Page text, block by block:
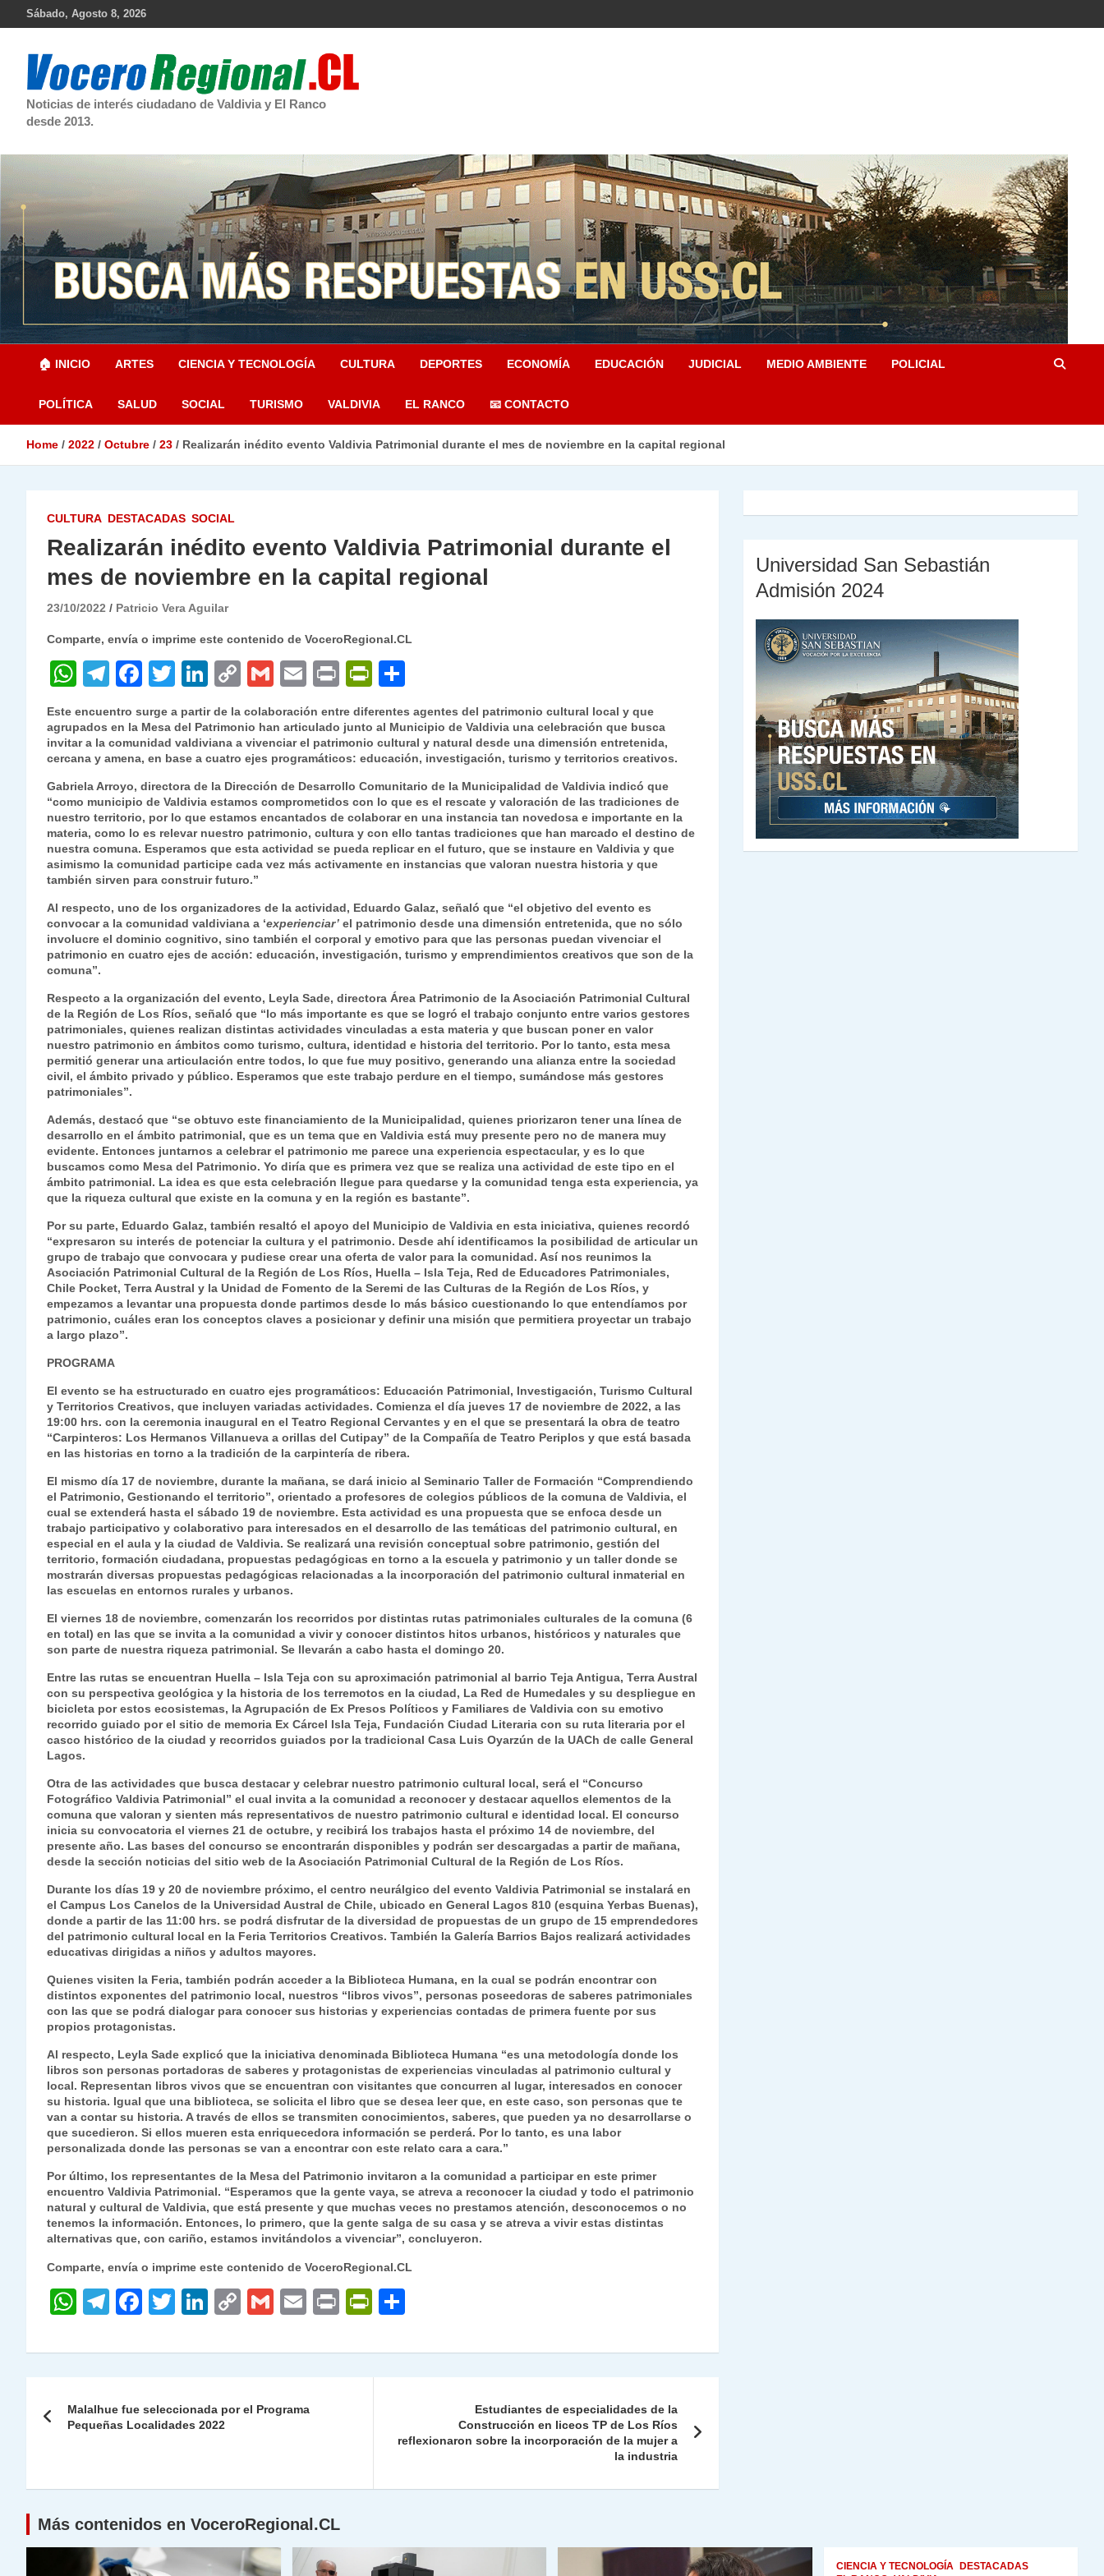
Sábado, Agosto 8, 2026
Noticias de interés ciudadano de Valdivia y El Ranco
desde 2013.
🏠 INICIO ARTES CIENCIA Y TECNOLOGÍA CULTURA DEPORTES ECONOMÍA EDUCACIÓN JUDICIAL MEDIO AMBIENTE POLICIAL
POLÍTICA SALUD SOCIAL TURISMO VALDIVIA EL RANCO 📧 CONTACTO
Home 2022 Octubre 23 Realizarán inédito evento Valdivia Patrimonial durante el mes de noviembre en la capital regional
CULTURA DESTACADAS SOCIAL
Realizarán inédito evento Valdivia Patrimonial durante el
mes de noviembre en la capital regional
23/10/2022 Patricio Vera Aguilar
Comparte, envía o imprime este contenido de VoceroRegional.CL
W
at
s
A
p
p
T
el
e
gr
a
m
F
c
e
b
o
o
k
T
itt
er
Li
n
k
e
dI
n
C
p
y
Li
n
k
G
ai
l
E
m
ai
l
P
nt
P
nt
Fr
ie
n
dl
y
m
p
ar
tir
Este encuentro surge a partir de la colaboración entre diferentes agentes del patrimonio cultural local y que
agrupados en la Mesa del Patrimonio han articulado junto al Municipio de Valdivia una celebración que busca
invitar a la comunidad valdiviana a vivenciar el patrimonio cultural y natural desde una dimensión entretenida,
cercana y amena, en base a cuatro ejes programáticos: educación, investigación, turismo y territorios creativos.
Gabriela Arroyo, directora de la Dirección de Desarrollo Comunitario de la Municipalidad de Valdivia indicó que
“como municipio de Valdivia estamos comprometidos con lo que es el rescate y valoración de las tradiciones de
nuestro territorio, por lo que estamos encantados de colaborar en una instancia tan novedosa e importante en la
materia, como lo es relevar nuestro patrimonio, cultura y con ello tantas tradiciones que han marcado el destino de
nuestra comuna. Esperamos que esta actividad se pueda replicar en el futuro, que se instaure en Valdivia y que
asimismo la comunidad participe cada vez más activamente en instancias que valoran nuestra historia y que
también sirven para construir futuro.”
Al respecto, uno de los organizadores de la actividad, Eduardo Galaz, señaló que “el objetivo del evento es
convocar a la comunidad valdiviana a ‘experienciar’ el patrimonio desde una dimensión entretenida, que no sólo
involucre el dominio cognitivo, sino también el corporal y emotivo para que las personas puedan vivenciar el
patrimonio en cuatro ejes de acción: educación, investigación, turismo y emprendimientos creativos que son de la
comuna”.
Respecto a la organización del evento, Leyla Sade, directora Área Patrimonio de la Asociación Patrimonial Cultural
de la Región de Los Ríos, señaló que “lo más importante es que se logró el trabajo conjunto entre varios gestores
patrimoniales, quienes realizan distintas actividades vinculadas a esta materia y que buscan poner en valor
nuestro patrimonio en ámbitos como turismo, cultura, identidad e historia del territorio. Por lo tanto, esta mesa
permitió generar una articulación entre todos, lo que fue muy positivo, generando una alianza entre la sociedad
civil, el ámbito privado y público. Esperamos que este trabajo perdure en el tiempo, sumándose más gestores
patrimoniales”.
Además, destacó que “se obtuvo este financiamiento de la Municipalidad, quienes priorizaron tener una línea de
desarrollo en el ámbito patrimonial, que es un tema que en Valdivia está muy presente pero no de manera muy
evidente. Entonces juntarnos a celebrar el patrimonio me parece una experiencia espectacular, y es lo que
buscamos como Mesa del Patrimonio. Yo diría que es primera vez que se realiza una actividad de este tipo en el
ámbito patrimonial. La idea es que esta celebración llegue para quedarse y la comunidad tenga esta experiencia, ya
que la riqueza cultural que existe en la comuna y en la región es bastante”.
Por su parte, Eduardo Galaz, también resaltó el apoyo del Municipio de Valdivia en esta iniciativa, quienes recordó
“expresaron su interés de potenciar la cultura y el patrimonio. Desde ahí identificamos la posibilidad de articular un
grupo de trabajo que convocara y pudiese crear una oferta de valor para la comunidad. Así nos reunimos la
Asociación Patrimonial Cultural de la Región de Los Ríos, Huella – Isla Teja, Red de Educadores Patrimoniales,
Chile Pocket, Terra Austral y la Unidad de Fomento de la Seremi de las Culturas de la Región de Los Ríos, y
empezamos a levantar una propuesta donde partimos desde lo más básico cuestionando lo que entendíamos por
patrimonio, cuáles eran los conceptos claves a posicionar y definir una misión que permitiera proyectar un trabajo
a largo plazo”.
PROGRAMA
El evento se ha estructurado en cuatro ejes programáticos: Educación Patrimonial, Investigación, Turismo Cultural
y Territorios Creativos, que incluyen variadas actividades. Comienza el día jueves 17 de noviembre de 2022, a las
19:00 hrs. con la ceremonia inaugural en el Teatro Regional Cervantes y en el que se presentará la obra de teatro
“Carpinteros: Los Hermanos Villanueva a orillas del Cutipay” de la Compañía de Teatro Periplos y que está basada
en las historias en torno a la tradición de la carpintería de ribera.
El mismo día 17 de noviembre, durante la mañana, se dará inicio al Seminario Taller de Formación “Comprendiendo
el Patrimonio, Gestionando el territorio”, orientado a profesores de colegios públicos de la comuna de Valdivia, el
cual se extenderá hasta el sábado 19 de noviembre. Esta actividad es una propuesta que se enfoca desde un
trabajo participativo y colaborativo para interesados en el desarrollo de las temáticas del patrimonio cultural, en
especial en el aula y la ciudad de Valdivia. Se realizará una revisión conceptual sobre patrimonio, gestión del
territorio, formación ciudadana, propuestas pedagógicas en torno a la escuela y patrimonio y un taller donde se
mostrarán diversas propuestas pedagógicas relacionadas a la incorporación del patrimonio cultural inmaterial en
las escuelas en entornos rurales y urbanos.
El viernes 18 de noviembre, comenzarán los recorridos por distintas rutas patrimoniales culturales de la comuna (6
en total) en las que se invita a la comunidad a vivir y conocer distintos hitos urbanos, históricos y naturales que
son parte de nuestra riqueza patrimonial. Se llevarán a cabo hasta el domingo 20.
Entre las rutas se encuentran Huella – Isla Teja con su aproximación patrimonial al barrio Teja Antigua, Terra Austral
con su perspectiva geológica y la historia de los terremotos en la ciudad, La Red de Humedales y su despliegue en
bicicleta por estos ecosistemas, la Agrupación de Ex Presos Políticos y Familiares de Valdivia con su emotivo
recorrido guiado por el sitio de memoria Ex Cárcel Isla Teja, Fundación Ciudad Literaria con su ruta literaria por el
casco histórico de la ciudad y recorridos guiados por la tradicional Casa Luis Oyarzún de la UACh de calle General
Lagos.
Otra de las actividades que busca destacar y celebrar nuestro patrimonio cultural local, será el “Concurso
Fotográfico Valdivia Patrimonial” el cual invita a la comunidad a reconocer y destacar aquellos elementos de la
comuna que valoran y sienten más representativos de nuestro patrimonio cultural e identidad local. El concurso
inicia su convocatoria el viernes 21 de octubre, y recibirá los trabajos hasta el próximo 14 de noviembre, del
presente año. Las bases del concurso se encontrarán disponibles y podrán ser descargadas a partir de mañana,
desde la sección noticias del sitio web de la Asociación Patrimonial Cultural de la Región de Los Ríos.
Durante los días 19 y 20 de noviembre próximo, el centro neurálgico del evento Valdivia Patrimonial se instalará en
el Campus Los Canelos de la Universidad Austral de Chile, ubicado en General Lagos 810 (esquina Yerbas Buenas),
donde a partir de las 11:00 hrs. se podrá disfrutar de la diversidad de propuestas de un grupo de 15 emprendedores
del patrimonio cultural local en la Feria Territorios Creativos. También la Galería Barrios Bajos realizará actividades
educativas dirigidas a niños y adultos mayores.
Quienes visiten la Feria, también podrán acceder a la Biblioteca Humana, en la cual se podrán encontrar con
distintos exponentes del patrimonio local, nuestros “libros vivos”, personas poseedoras de saberes patrimoniales
con las que se podrá dialogar para conocer sus historias y experiencias contadas de primera fuente por sus
propios protagonistas.
Al respecto, Leyla Sade explicó que la iniciativa denominada Biblioteca Humana “es una metodología donde los
libros son personas portadoras de saberes y protagonistas de experiencias vinculadas al patrimonio cultural y
local. Representan libros vivos que se encuentran con visitantes que concurren al lugar, interesados en conocer
su historia. Igual que una biblioteca, se solicita el libro que se desea leer que, en este caso, son personas que te
van a contar su historia. A través de ellos se transmiten conocimientos, saberes, que pueden ya no desarrollarse o
que sucedieron. Si ellos mueren esta enriquecedora información se perderá. Por lo tanto, es una labor
personalizada donde las personas se van a encontrar con este relato cara a cara.”
Por último, los representantes de la Mesa del Patrimonio invitaron a la comunidad a participar en este primer
encuentro Valdivia Patrimonial. “Esperamos que la gente vaya, se atreva a reconocer la ciudad y todo el patrimonio
natural y cultural de Valdivia, que está presente y que muchas veces no prestamos atención, desconocemos o no
tenemos la información. Entonces, lo primero, que la gente salga de su casa y se atreva a vivir estas distintas
alternativas que, con cariño, estamos invitándolos a vivenciar”, concluyeron.
Comparte, envía o imprime este contenido de VoceroRegional.CL
W
at
A
p
T
e
a
m
F
c
b
o
k
T
itt
Li
k
dI
n
C
p
Li
G
ai
E
ai
P
nt
P
nt
y
m
tir
de
Malalhue fue seleccionada por el Programa
Pequeñas Localidades 2022
Estudiantes de especialidades de la
Construcción en liceos TP de Los Ríos
reflexionaron sobre la incorporación de la mujer a
la industria
Universidad San Sebastián
Admisión 2024
Más contenidos en VoceroRegional.CL
CIENCIA Y TECNOLOGÍA
DESTACADAS